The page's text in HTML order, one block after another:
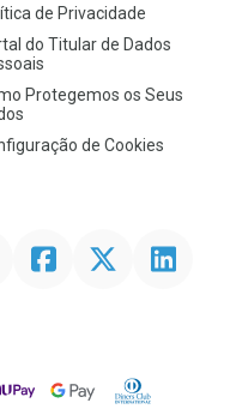
de Privacidade
do Titular de Dados
Protegemos os Seus
de Cookies
FacebookTwitter Linkedin
Google PayDiners Club